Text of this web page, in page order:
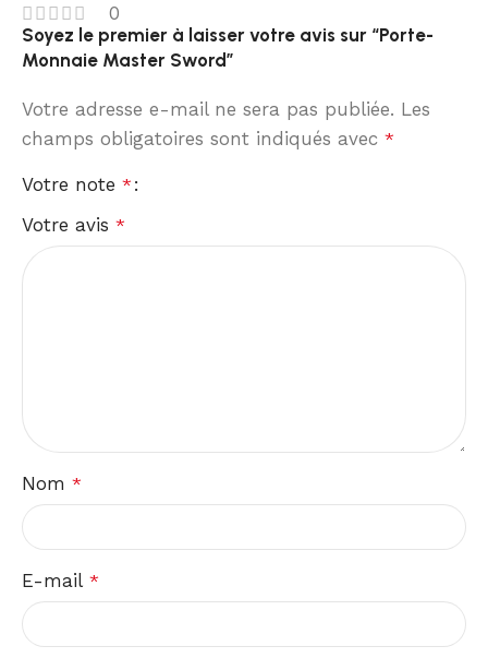
0
Soyez le premier à laisser votre avis sur “Porte-
Monnaie Master Sword”
Votre adresse e-mail ne sera pas publiée. Les
champs obligatoires sont indiqués avec *
Votre note *
Votre avis *
Nom *
E-mail *